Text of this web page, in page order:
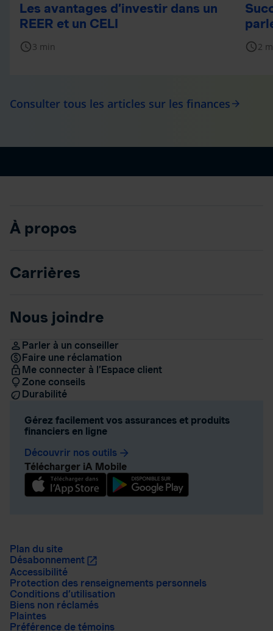
Les avantages d’investir dans un
REER et un CELI
schedule3 min schedule2
Consulter tous les articles sur les finances arrow_forward
À propos
Carrières
Nous joindre
Parler à un conseiller
Faire une réclamation
Me connecter à l’Espace client
Zone conseils
Durabilité
Gérez facilement vos assurances et produits
financiers en ligne
Découvrir nos outils arrow_forward
Télécharger iA Mobile
Plan du site
Désabonnement
Accessibilité
Protection des renseignements personnels
Conditions d’utilisation
Biens non réclamés
Plaintes
Préférence de témoins